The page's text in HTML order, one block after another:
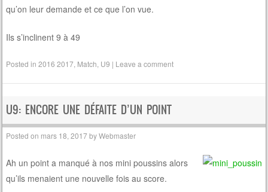
qu’on leur demande et ce que l’on vue.
Ils s’inclinent 9 à 49
Posted in2016 2017 Match U9 | Leave a comment
U9: ENCORE UNE DÉFAITE D’UN POINT
Posted on mars 18, 2017byWebmaster
Ah un point a manqué à nos mini poussins alors
qu’ils menaient une nouvelle fois au score.